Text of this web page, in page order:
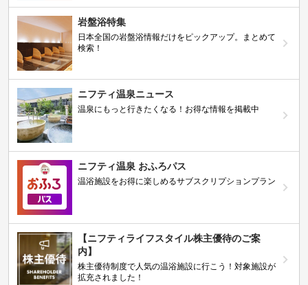
岩盤浴特集
日本全国の岩盤浴情報だけをピックアップ。まとめて
検索！
ニフティ温泉ニュース
温泉にもっと行きたくなる！お得な情報を掲載中
ニフティ温泉 おふろパス
温浴施設をお得に楽しめるサブスクリプションプラン
【ニフティライフスタイル株主優待のご案
内】
株主優待制度で人気の温浴施設に行こう！対象施設が
拡充されました！